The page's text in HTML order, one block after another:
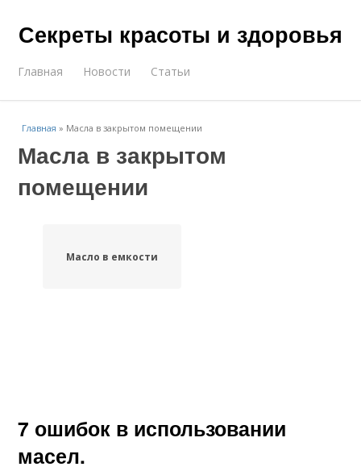
Секреты красоты и здоровья
Главная Новости Статьи
Главная » Масла в закрытом помещении
Масла в закрытом
помещении
Масло в емкости
7 ошибок в использовании
масел.